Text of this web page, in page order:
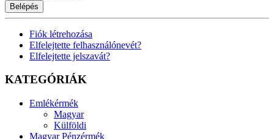
Belépés
Fiók létrehozása
Elfelejtette felhasználónevét?
Elfelejtette jelszavát?
KATEGÓRIÁK
Emlékérmék
Magyar
Külföldi
Magyar Pénzérmék